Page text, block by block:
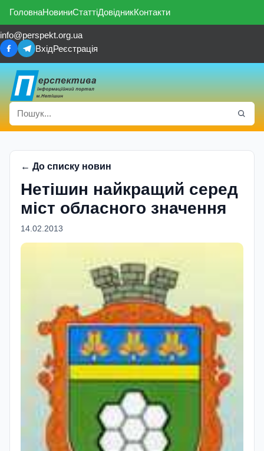
ГоловнаНовиниСтаттіДовідникКонтакти
info@perspekt.org.ua
ВхідРеєстрація
← До списку новин
Нетішин найкращий серед
міст обласного значення
14.02.2013